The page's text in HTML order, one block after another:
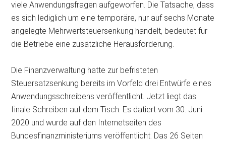
viele Anwendungsfragen aufgeworfen. Die Tatsache, dass
es sich lediglich um eine temporäre, nur auf sechs Monate
angelegte Mehrwertsteuersenkung handelt, bedeutet für
die Betriebe eine zusätzliche Herausforderung.
Die Finanzverwaltung hatte zur befristeten
Steuersatzsenkung bereits im Vorfeld drei Entwürfe eines
Anwendungsschreibens veröffentlicht. Jetzt liegt das
finale Schreiben auf dem Tisch. Es datiert vom 30. Juni
2020 und wurde auf den Internetseiten des
Bundesfinanzministeriums veröffentlicht. Das 26 Seiten